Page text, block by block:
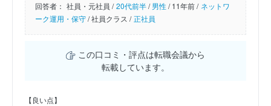
回答者： 社員・元社員 / 20代前半/男性/11年前 / ネットワ
ーク運用・保守/社員クラス / 正社員
この口コミ・評点は転職会議から
転載しています。
【良い点】